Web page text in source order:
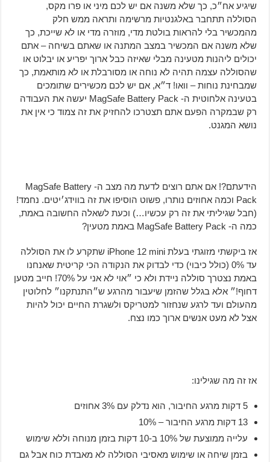
שיגיע אח״כ, כך שלא משנה אם יש לכם מיני או פרו מקס,
הסוללה תתחבר באלגנטיות מרשימה ותראה ממש חלק
מהמכשיר בלי להראות בולטת מדי, מוזרה מדי או לא שייכת, כך
שלא משנה אם המכשיר במצב המתנה או שאתם בשיחה – אתם
יכולים ליהנות מטעינה מבלי שאיזה כבל ארוך יפריע או יבלוט או
שהסוללה עצמה תהיה לא נוחה או מסורבלת או לא מותאמת, כך
שמבחינת נוחות – וואו! ד״א, אם יש לכם מכשירים שתומכים
בטעינה אלחוטית ה- MagSafe Battery Pack יעשה את העבודה
רק שבמקרה הפעם אתם תצטרכו להחזיק את זה צמוד כי אין את
נושא המגנט.
הידעתם?! אם אתם רוצים לדעת מה מצב ה- MagSafe Battery
Pack וכמה אחוזים נותרו, פשוט הוסיפו את זה בווידג׳יטים. נחמד!
(חבל שגיליתי את זה רק עכשיו…) וכעת לשאלה החשובה באמת,
כמה ה- MagSafe Battery Pack באמת מטעין?
אז ביקשתי מזוגתי בעלת iPhone 12 mini שתקרע לו את הסוללה
עד 0% (כולל כיבוי) כדי לבדוק את הנקודה הכי קריטית שאנחנו
באמת נצטרך סוללה ניידת ולא כי ״אוי לא אני על 70%! חייב מטען
דחוף!״ אלא בגלל שהזמן שיעבור מהרגע ש״התנתקנו״ לחלוטין
מהעולם ועד לרגע שנחזור למטריקס ולשגרת החיים יכול להיות
אצל לא מעט אנשים ארוך כמו נצח.
אז זה מה שגילינו:
5 דקות מרגע החיבור, הוא נדלק עם 3% אחוזים
13 דקות מרגע החיבור – 10%
עלייה ממוצעת של 10% ב-10 דקות בזמן מנוחה וללא שימוש
בזמן שיחה או שימוש מאסיבי הסוללה לא מאבדת כוח אבל גם